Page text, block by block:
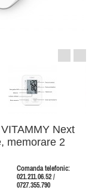
Next
memorare 2
Comanda telefonic:
021.211.06.52 /
0727.355.790